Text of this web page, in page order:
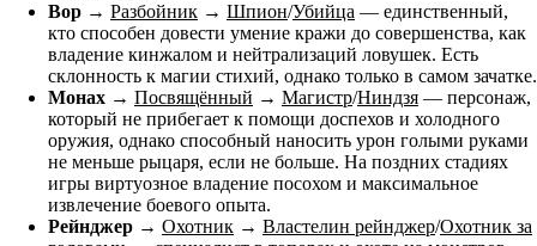
Вор → Разбойник → Шпион/Убийца — единственный,
кто способен довести умение кражи до совершенства, как
владение кинжалом и нейтрализаций ловушек. Есть
склонность к магии стихий, однако только в самом зачатке.
Монах → Посвящённый → Магистр/Ниндзя — персонаж,
который не прибегает к помощи доспехов и холодного
оружия, однако способный наносить урон голыми руками
не меньше рыцаря, если не больше. На поздних стадиях
игры виртуозное владение посохом и максимальное
извлечение боевого опыта.
Рейнджер → Охотник → Властелин рейнджер/Охотник за